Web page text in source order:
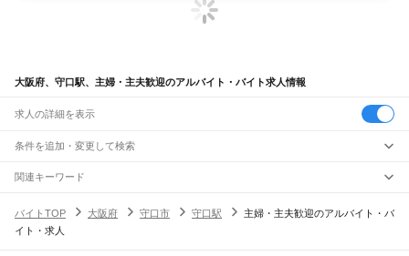
大阪府、守口駅、主婦・主夫歓迎のアルバイト・バイト求人情報
求人の詳細を表示
条件を追加・変更して検索
市区町村を追加・変更
大阪府すべて
大阪市
駅を追加・変更
職種を追加・変更
関連キーワード
バイトTOP
大阪府 守口市 守口駅
主婦・主夫歓迎のアルバイト・バ
イト・求人